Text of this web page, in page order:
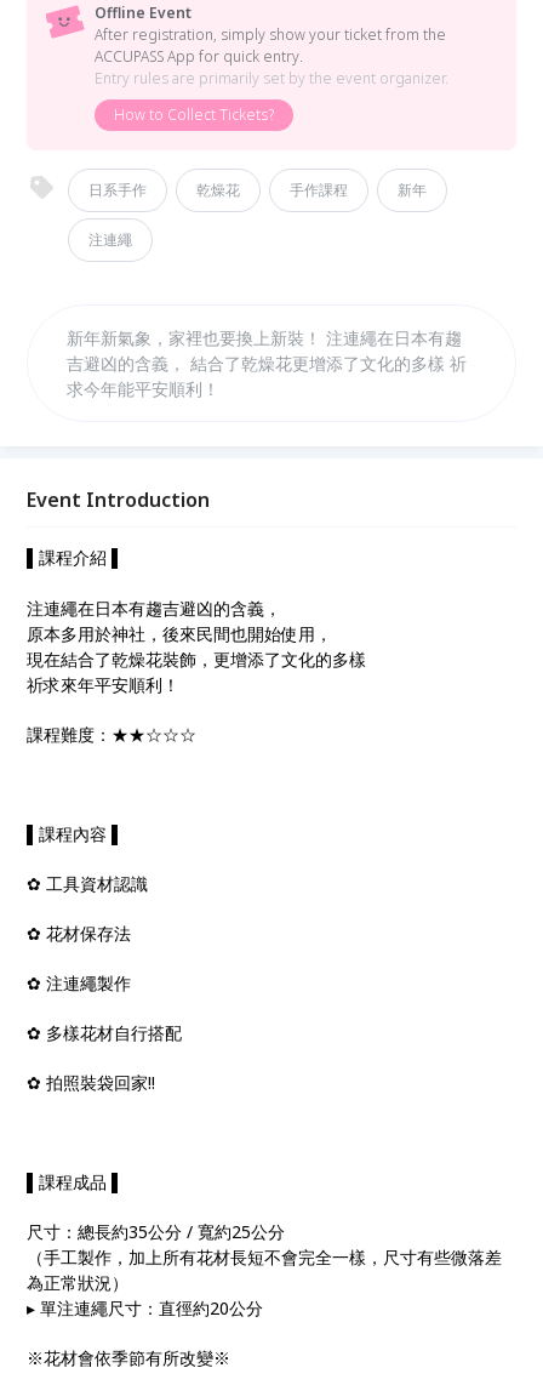
Offline Event
After registration, simply show your ticket from the
ACCUPASS App for quick entry.
Entry rules are primarily set by the event organizer.
How to Collect Tickets?
日系手作 乾燥花 手作課程 新年
注連繩
新年新氣象，家裡也要換上新裝！ 注連繩在日本有趨
吉避凶的含義， 結合了乾燥花更增添了文化的多樣 祈
求今年能平安順利！
Event Introduction
▌課程介紹 ▌
注連繩在日本有趨吉避凶的含義，
原本多用於神社，後來民間也開始使用，
現在結合了乾燥花裝飾，更增添了文化的多樣
祈求來年平安順利！
課程難度：★★☆☆☆
▌課程內容 ▌
✿ 工具資材認識
✿ 花材保存法
✿ 注連繩製作
✿ 多樣花材自行搭配
✿ 拍照裝袋回家!!
▌課程成品 ▌
尺寸：總長約35公分 / 寬約25公分
（手工製作，加上所有花材長短不會完全一樣，尺寸有些微落差
為正常狀況）
▸ 單注連繩尺寸：直徑約20公分
※花材會依季節有所改變※